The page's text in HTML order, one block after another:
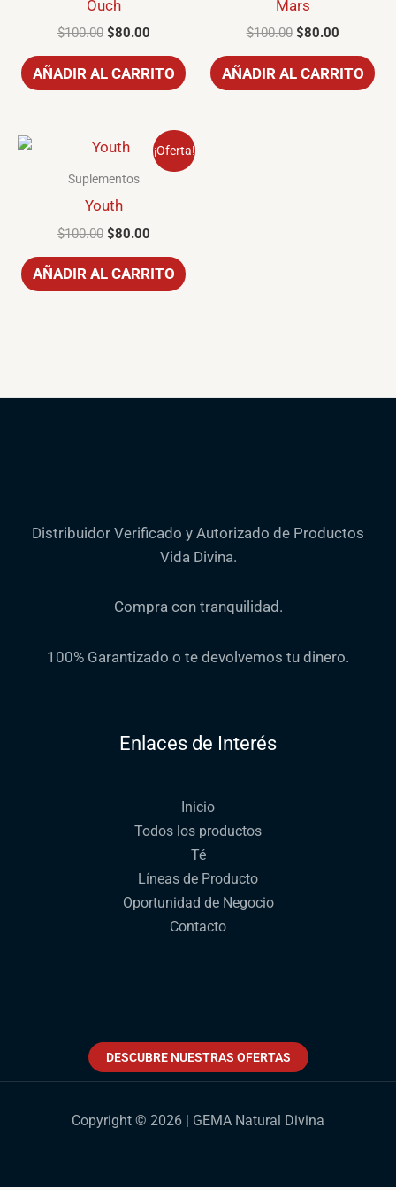
Ouch
$100.00
$100.00.
$80.00
AÑADIR AL CARRITO
Mars
$100.00
$100.00.
$80.00
AÑADIR AL CARRITO
¡Oferta!
Suplementos
Youth
$100.00
El
original
$100.00.
$80.00
El
precio
actual
AÑADIR AL CARRITO
Distribuidor Verificado y Autorizado de Productos
Vida Divina.
Compra con tranquilidad.
100% Garantizado o te devolvemos tu dinero.
Enlaces de Interés
Inicio
Todos los productos
Té
Líneas de Producto
Oportunidad de Negocio
Contacto
DESCUBRE NUESTRAS OFERTAS
Copyright © 2026 | GEMA Natural Divina